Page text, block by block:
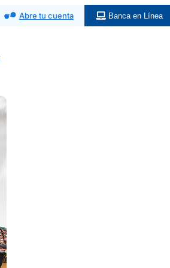
Abre tu cuenta Banca en Línea